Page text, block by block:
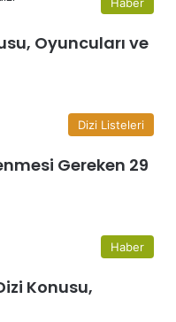
Oyuncuları ve
Dizi Listeleri
Gereken 29
Haber
Konusu,